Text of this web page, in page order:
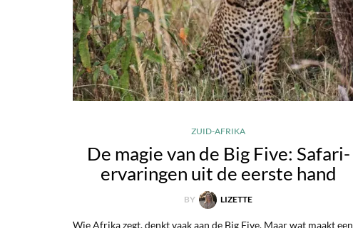
ZUID-AFRIKA
De magie van de Big Five: Safari-
ervaringen uit de eerste hand
BY LIZETTE
Wie Afrika zegt, denkt vaak aan de Big Five. Maar wat maakt een